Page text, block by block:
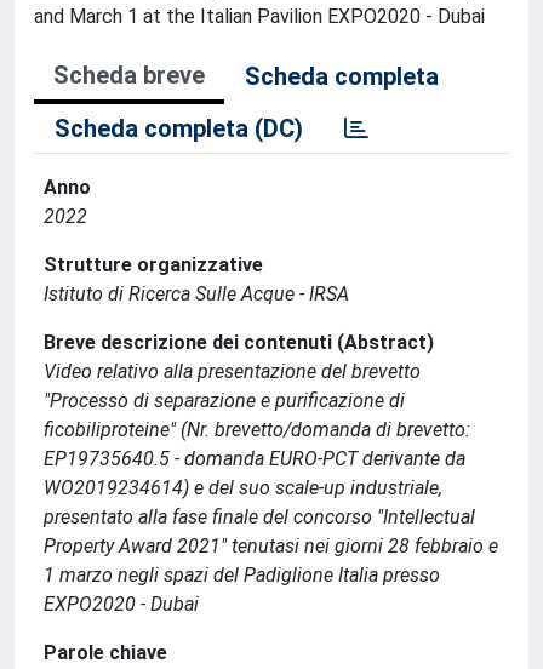
and March 1 at the Italian Pavilion EXPO2020 - Dubai
Scheda breve
Scheda completa
Scheda completa (DC)
Anno
2022
Strutture organizzative
Istituto di Ricerca Sulle Acque - IRSA
Breve descrizione dei contenuti (Abstract)
Video relativo alla presentazione del brevetto
"Processo di separazione e purificazione di
ficobiliproteine" (Nr. brevetto/domanda di brevetto:
EP19735640.5 - domanda EURO-PCT derivante da
WO2019234614) e del suo scale-up industriale,
presentato alla fase finale del concorso "Intellectual
Property Award 2021" tenutasi nei giorni 28 febbraio e
1 marzo negli spazi del Padiglione Italia presso
EXPO2020 - Dubai
Parole chiave